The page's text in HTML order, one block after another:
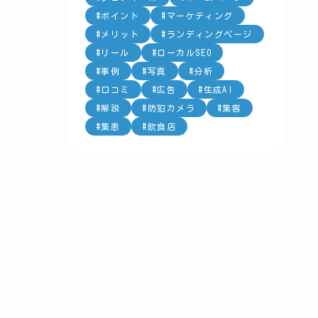
ポイント マーケティング
メリット ランディングページ
リール ローカルSEO
事例 写真 分析
口コミ 広告 生成AI
解説 防犯カメラ 集客
集患 飲食店